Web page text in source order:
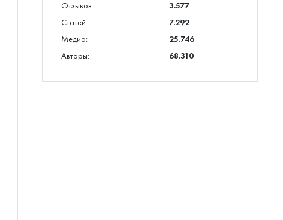
Отзывов:
3.577
Статей:
7.292
Медиа:
25.746
Авторы:
68.310